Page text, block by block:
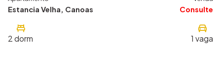
Estancia Velha, Canoas Consulte
2dorm 1 vaga